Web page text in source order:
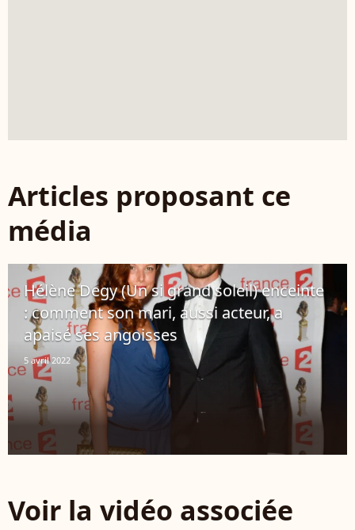
Articles proposant ce
média
Hélène Degy (Un si grand soleil) enceinte
: comment son mari, aussi acteur, a
apaisé ses angoisses
5 avril 2022
Voir la vidéo associée